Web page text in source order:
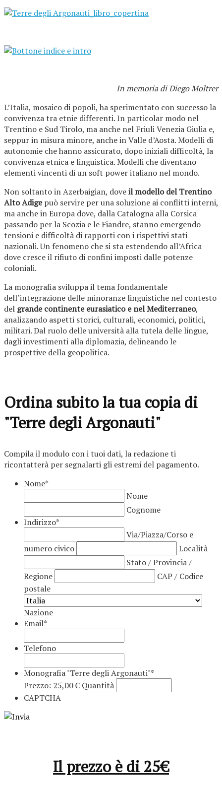
In memoria di Diego Moltrer
L’Italia, mosaico di popoli, ha sperimentato con successo la
convivenza tra etnie differenti. In particolar modo nel
Trentino e Sud Tirolo, ma anche nel Friuli Venezia Giulia e,
seppur in misura minore, anche in Valle d’Aosta. Modelli di
autonomie che hanno assicurato, dopo iniziali difficoltà, la
convivenza etnica e linguistica. Modelli che diventano
elementi vincenti di un soft power italiano nel mondo.
Non soltanto in Azerbaigian, doveil modello del Trentino
Alto Adigepuò servire per una soluzione ai conflitti interni,
ma anche in Europa dove, dalla Catalogna alla Corsica
passando per la Scozia e le Fiandre, stanno emergendo
tensioni e difficoltà di rapporti con i rispettivi stati
nazionali. Un fenomeno che si sta estendendo all’Africa
dove cresce il rifiuto di confini imposti dalle potenze
coloniali.
La monografia sviluppa il tema fondamentale
dell’integrazione delle minoranze linguistiche nel contesto
del grande continente eurasiatico e nel Mediterraneo,
analizzando aspetti storici, culturali, economici, politici,
militari. Dal ruolo delle università alla tutela delle lingue,
dagli investimenti alla diplomazia, delineando le
prospettive della geopolitica.
Ordina subito la tua copia di
"Terre degli Argonauti"
Compila il modulo con i tuoi dati, la redazione ti
ricontatterà per segnalarti gli estremi del pagamento.
Nome*
Nome
Cognome
Indirizzo*
Via/Piazza/Corso e
numero civico
Località
Stato / Provincia /
Regione
CAP / Codice
postale
Nazione
Email*
Telefono
Monografia "Terre degli Argonauti"*
Prezzo: 25,00 € Quantità
CAPTCHA
Il prezzo è di 25€